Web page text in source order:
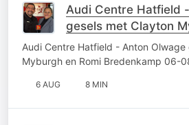
Audi Centre Hatfield
gesels met Clayton
Bredenkamp 06-08-
Audi Centre Hatfield - Anton Olwage
Myburgh en Romi Bredenkamp 06-
6 AUG 8 MIN